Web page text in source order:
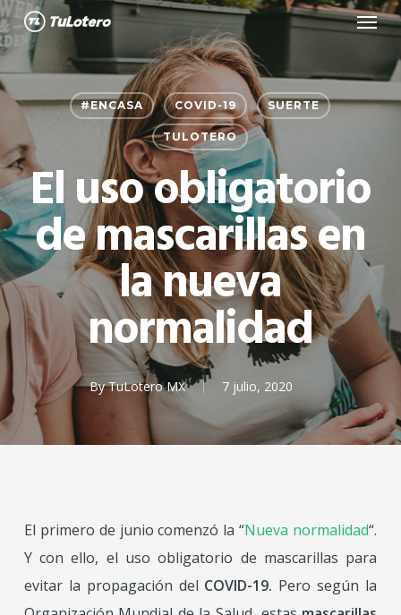
Skip
to
main
content
Menu
#ENCASA COVID-19 SUERTE
TULOTERO
El uso obligatorio
de mascarillas en
la nueva
normalidad
By TuLotero MX 7 julio, 2020
El primero de junio comenzó la “Nueva normalidad“.
Y con ello, el uso obligatorio de mascarillas para
evitar la propagación del COVID-19. Pero según la